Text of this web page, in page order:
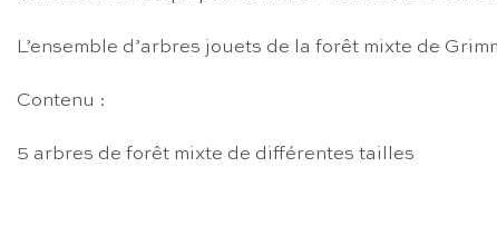
L’ensemble d’arbres jouets de la forêt mixte de
Contenu :
5 arbres de forêt mixte de différentes tailles